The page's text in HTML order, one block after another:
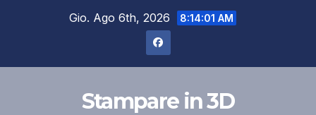
Gio. Ago 6th, 2026 8:14:02 AM
Stampare in 3D